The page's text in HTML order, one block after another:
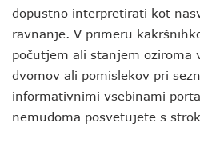
dopustno interpretirati kot
ravnanje. V primeru
počutjem ali stanjem oziroma
dvomov ali pomislekov pri
informativnimi vsebinami
nemudoma posvetujete s